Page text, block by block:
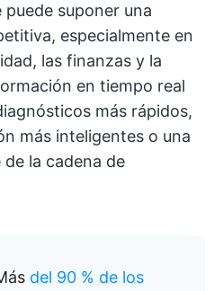
suponer una
especialmente en
las finanzas y la
en tiempo real
más rápidos,
más inteligentes o una
la cadena de
del 90 % de los